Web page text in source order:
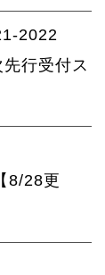
2022
行受付ス
8/28更